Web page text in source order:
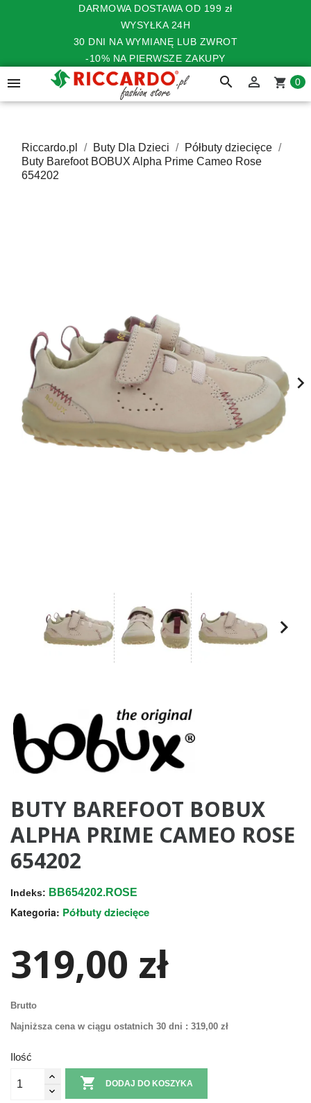
DARMOWA DOSTAWA OD 199 zł
WYSYŁKA 24H
30 DNI NA WYMIANĘ LUB ZWROT
-10% NA PIERWSZE ZAKUPY
 search  shopping_cart 0
Riccardo.pl Buty Dla Dzieci
Półbuty dziecięce
Buty Barefoot BOBUX Alpha Prime Cameo Rose
654202

BUTY BAREFOOT BOBUX
ALPHA PRIME CAMEO ROSE
654202
Indeks: BB654202.ROSE
Kategoria: Półbuty dziecięce
319,00 zł
Brutto
Najniższa cena w ciągu ostatnich 30 dni : 319,00 zł
Ilość
 DODAJ DO KOSZYKA